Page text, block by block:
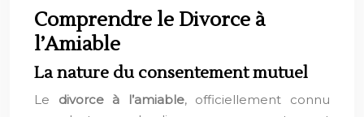
Comprendre le Divorce à
l’Amiable
La nature du consentement mutuel
Le divorce à l’amiable, officiellement connu